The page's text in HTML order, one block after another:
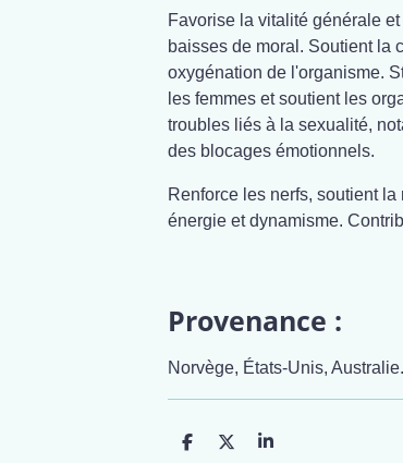
Favorise la vitalité générale
baisses de moral. Soutient la
oxygénation de l'organisme.
les femmes et soutient les
troubles liés à la sexualité,
des blocages émotionnels.
Renforce les nerfs, soutient
énergie et dynamisme.
Provenance :
Norvège, États-Unis, Australie.
P
P
P